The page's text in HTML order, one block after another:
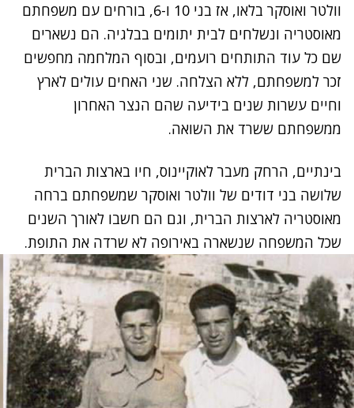
וולטר ואוסקר בלאו, אז בני 10 ו-6, בורחים עם משפחתם
מאוסטריה ונשלחים לבית יתומים בבלגיה. הם נשארים
שם כל עוד התותחים רועמים, ובסוף המלחמה מחפשים
זכר למשפחתם, ללא הצלחה. שני האחים עולים לארץ
וחיים עשרות שנים בידיעה שהם הנצר האחרון
ממשפחתם ששרד את השואה.
נתקלנו בבעיה
נסה שוב
בינתיים, הרחק מעבר לאוקיינוס, חיו בארצות הברית
שלושה בני דודים של וולטר ואוסקר שמשפחתם ברחה
מאוסטריה לארצות הברית, וגם הם חשבו לאורך השנים
שכל המשפחה שנשארה באירופה לא שרדה את התופת.